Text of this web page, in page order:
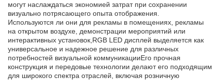
могут наслаждаться экономией затрат при сохранении
визуально потрясающего опыта отображения.
Используются ли они для рекламы в помещениях, рекламы
на открытом воздухе, демонстрации мероприятий или
интерактивных установок,RGB LED дисплей выделяется как
универсальное и надежное решение для различных
потребностей визуальной коммуникацииЕго прочная
конструкция и передовые технологии делают его подходящим
для широкого спектра отраслей, включая розничную